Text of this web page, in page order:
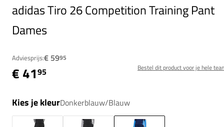
adidas Tiro 26 Competition Training Pant
Dames
Adviesprijs:€ 5995
€ 4195 Bestel dit product voor je hele
Kies je kleurDonkerblauw/Blauw